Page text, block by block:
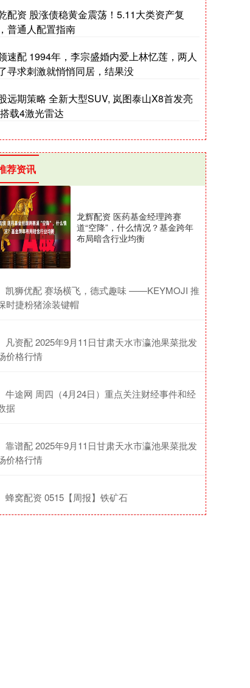
配资 股涨债稳黄金震荡！5.11大类资产复
普通人配置指南
速配 1994年，李宗盛婚内爱上林忆莲，两人
寻求刺激就悄悄同居，结果没
远期策略 全新大型SUV, 岚图泰山X8首发亮
载4激光雷达
荐资讯
龙辉配资 医药基金经理跨赛
道“空降”，什么情况？基金跨年
布局暗含行业均衡
​凯狮优配 赛场横飞，德式趣味 ——KEYMOJI 推
时捷粉猪涂装键帽
​凡资配 2025年9月11日甘肃天水市瀛池果菜批发
价格行情
​牛途网 周四（4月24日）重点关注财经事件和经
据
​靠谱配 2025年9月11日甘肃天水市瀛池果菜批发
价格行情
​蜂窝配资 0515【周报】铁矿石